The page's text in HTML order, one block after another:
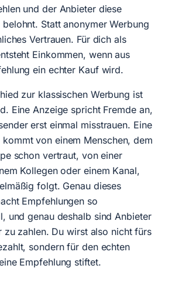
und der Anbieter diese
belohnt. Statt anonymer Werbung
Vertrauen. Für dich als
Einkommen, wenn aus
ein echter Kauf wird.
zur klassischen Werbung ist
Eine Anzeige spricht Fremde an,
erst einmal misstrauen. Eine
kommt von einem Menschen, dem
schon vertraut, von einer
Kollegen oder einem Kanal,
folgt. Genau dieses
Empfehlungen so
und genau deshalb sind Anbieter
zu zahlen. Du wirst also nicht fürs
sondern für den echten
Empfehlung stiftet.